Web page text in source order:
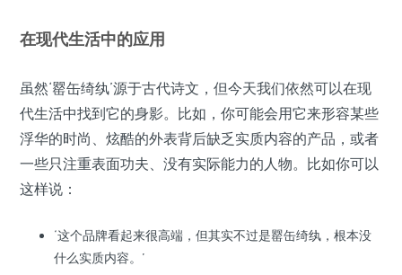
在现代生活中的应用
虽然‘罂缶绮纨’源于古代诗文，但今天我们依然可以在现
代生活中找到它的身影。比如，你可能会用它来形容某些
浮华的时尚、炫酷的外表背后缺乏实质内容的产品，或者
一些只注重表面功夫、没有实际能力的人物。比如你可以
这样说：
‘这个品牌看起来很高端，但其实不过是罂缶绮纨，根本没
什么实质内容。’